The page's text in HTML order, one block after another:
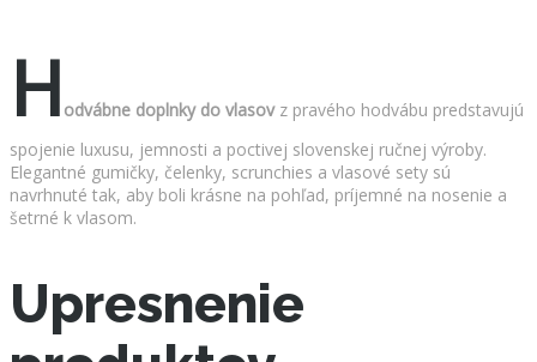
H odvábne doplnky do vlasovz pravého hodvábu predstavujú
spojenie luxusu, jemnosti a poctivej slovenskej ručnej výroby.
Elegantné gumičky, čelenky, scrunchies a vlasové sety sú
navrhnuté tak, aby boli krásne na pohľad, príjemné na nosenie a
šetrné k vlasom.
Upresnenie